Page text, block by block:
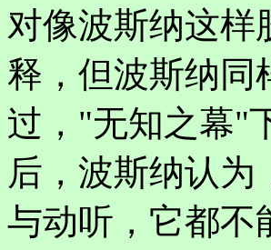
对像波斯纳这样
释，但波斯纳同
过，"无知之幕"
后，波斯纳认
与动听，它都不